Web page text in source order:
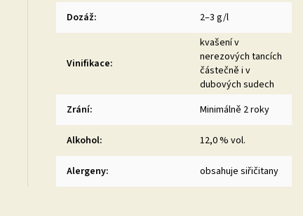
Dozáž: 2–3 g/l
Vinifikace:
kvašení v
nerezových tancích
částečně i v
dubových sudech
Zrání: Minimálně 2 roky
Alkohol: 12,0 % vol.
Alergeny: obsahuje siřičitany